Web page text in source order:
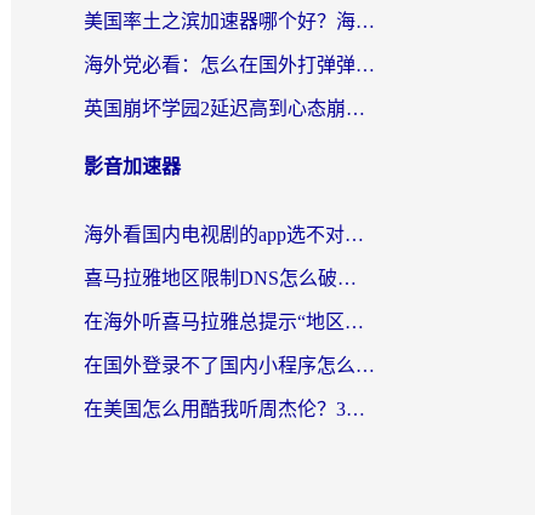
美国率土之滨加速器哪个好？海外党国服游戏畅玩终极指南（附多游戏解决方案）
海外党必看：怎么在国外打弹弹堂不卡？番茄加速器亲测指南
英国崩坏学园2延迟高到心态崩？海外党国服游戏加速终极指南
影音加速器
海外看国内电视剧的app选不对？这份回国加速器避坑指南帮你流畅追剧
喜马拉雅地区限制DNS怎么破？海外党听国内音乐听书的终极解决方案
在海外听喜马拉雅总提示“地区限制”？3步轻松解除+听国内音乐全攻略
在国外登录不了国内小程序怎么办？选对回国加速器，轻松解锁国内资源
在美国怎么用酷我听周杰伦？3步搞定海外听歌难题